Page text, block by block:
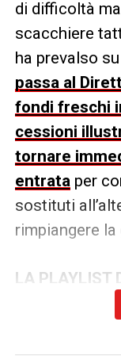
di difficoltà
scacchiere
ha prevalso
passa al
fondi freschi
cessioni
tornare
entrata per
sostituti
rimpiangere
LA PLAYLIST